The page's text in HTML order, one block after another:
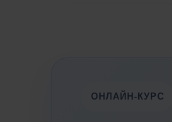
ОНЛАЙН-КУРС